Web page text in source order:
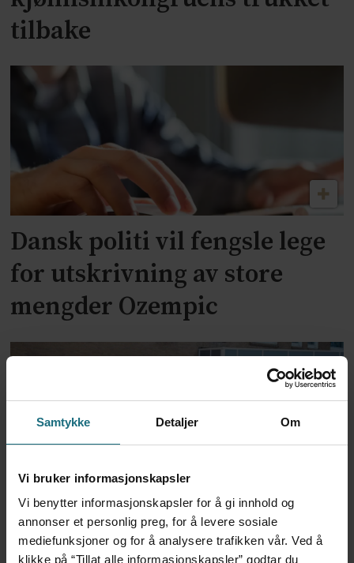
Samtykke Detaljer Om
Vi bruker informasjonskapsler
Vi benytter informasjonskapsler for å gi innhold og
annonser et personlig preg, for å levere sosiale
mediefunksjoner og for å analysere trafikken vår. Ved å
klikke på “Tillat alle informasjonskapsler” godtar du
tilbake
Dansk politi vil fengsle lege
for utskrivning av store
mengder Ozempic
Feilmedisinert i 18 år – får
millionerstatning